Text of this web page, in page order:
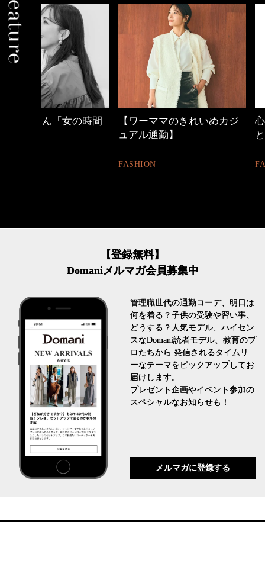
【ワーママのきれいめカジ
心地よくいられる
【登録無料】
Domaniメルマガ会員募集中
管理職世代の通勤コーデ、明日は
何を着る？子供の受験や習い事、
どうする？人気モデル、ハイセン
スなDomani読者モデル、教育のプ
ロたちから 発信されるタイムリ
ーなテーマをピックアップしてお
届けします。
プレゼント企画やイベント参加の
スペシャルなお知らせも！
メルマガに登録する